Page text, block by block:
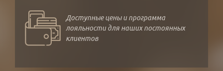
Доступные цены и программа
лояльности для наших постоянных
клиентов